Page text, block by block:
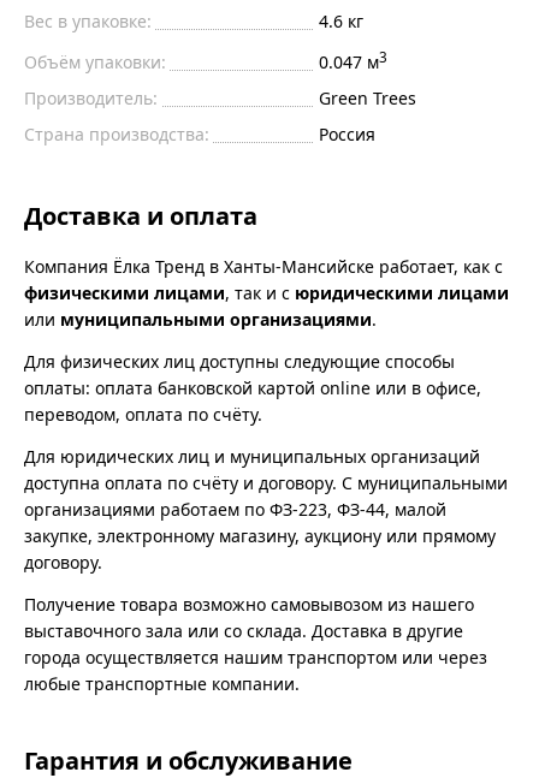
Вес в упаковке:
4.6 кг
Объём упаковки:
0.047 м3
Производитель:
Green Trees
Страна производства:
Россия
Доставка и оплата
Компания Ёлка Тренд в Ханты-Мансийске работает, как с
физическими лицами, так и с юридическими лицами
или муниципальными организациями.
Для физических лиц доступны следующие способы
оплаты: оплата банковской картой online или в офисе,
переводом, оплата по счёту.
Для юридических лиц и муниципальных организаций
доступна оплата по счёту и договору. С муниципальными
организациями работаем по ФЗ-223, ФЗ-44, малой
закупке, электронному магазину, аукциону или прямому
договору.
Получение товара возможно самовывозом из нашего
выставочного зала или со склада. Доставка в другие
города осуществляется нашим транспортом или через
любые транспортные компании.
Гарантия и обслуживание